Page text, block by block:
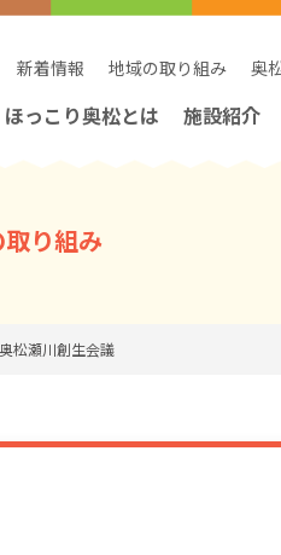
新着情報 地域の取り組み 奥
ほっこり奥松とは 施設紹介
り組み
松瀬川創生会議